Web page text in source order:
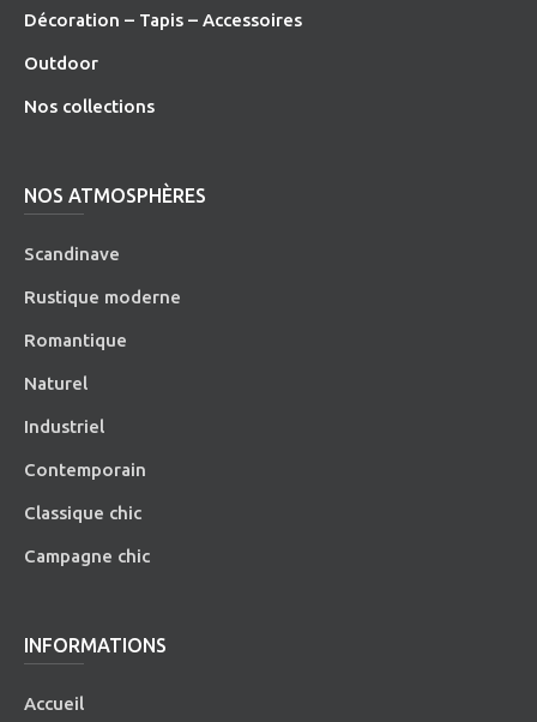
Décoration – Tapis – Accessoires
Outdoor
Nos collections
NOS ATMOSPHÈRES
Scandinave
Rustique moderne
Romantique
Naturel
Industriel
Contemporain
Classique chic
Campagne chic
INFORMATIONS
Accueil